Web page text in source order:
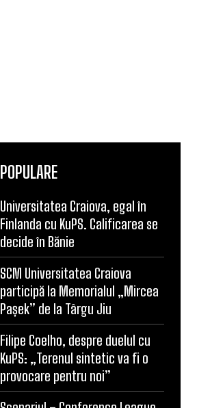
POPULARE
Universitatea Craiova, egal în
Finlanda cu KuPS. Calificarea se
decide în Bănie
SCM Universitatea Craiova
participă la Memorialul „Mircea
Pașek” de la Târgu Jiu
Filipe Coelho, despre duelul cu
KuPS: „Terenul sintetic va fi o
provocare pentru noi”